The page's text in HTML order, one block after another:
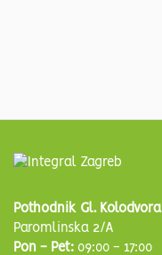
Pothodnik Gl. Kolodvora
Paromlinska 2/A
Pon - Pet: 09:00 - 17:00